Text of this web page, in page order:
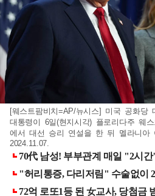
[웨스트팜비치=AP/뉴시스] 미국 공화
대통령이 6일(현지시각) 플로리다주 웨
에서 대선 승리 연설을 한 뒤 멜라니아
2024.11.07.